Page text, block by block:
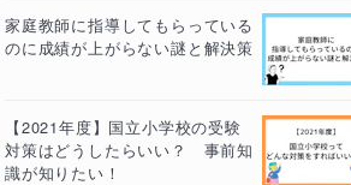
家庭教師に指導してもらっている
のに成績が上がらない謎と解決策
【2021年度】国立小学校の受験
対策はどうしたらいい？ 事前知
識が知りたい！